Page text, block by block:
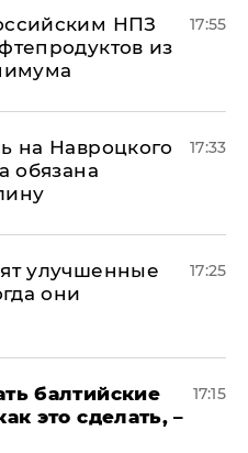
НПЗ
из
17:55
на Навроцкого
обязана
17:33
улучшенные
они
17:25
балтийские
это сделать, –
17:15